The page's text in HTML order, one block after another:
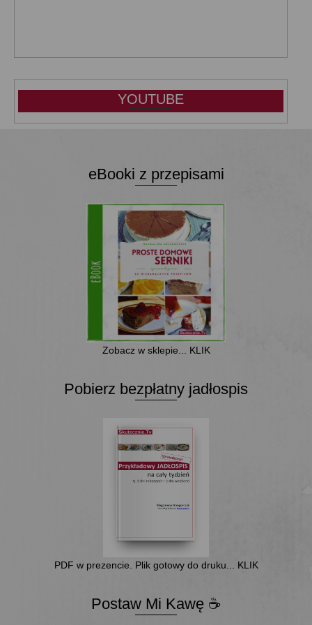
YOUTUBE
eBooki z przepisami
Zobacz w sklepie... KLIK
Pobierz bezpłatny jadłospis
PDF w prezencie. Plik gotowy do druku... KLIK
Postaw Mi Kawę ☕